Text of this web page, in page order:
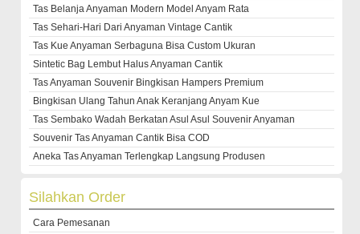
Tas Belanja Anyaman Modern Model Anyam Rata
Tas Sehari-Hari Dari Anyaman Vintage Cantik
Tas Kue Anyaman Serbaguna Bisa Custom Ukuran
Sintetic Bag Lembut Halus Anyaman Cantik
Tas Anyaman Souvenir Bingkisan Hampers Premium
Bingkisan Ulang Tahun Anak Keranjang Anyam Kue
Tas Sembako Wadah Berkatan Asul Asul Souvenir Anyaman
Souvenir Tas Anyaman Cantik Bisa COD
Aneka Tas Anyaman Terlengkap Langsung Produsen
Silahkan Order
Cara Pemesanan